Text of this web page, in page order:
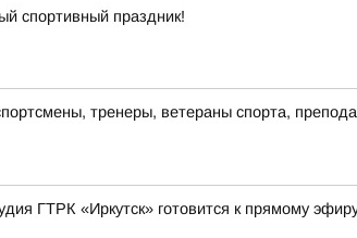
спортивный праздник!
тренеры, ветераны спорта,
ГТРК «Иркутск» готовится к прямому